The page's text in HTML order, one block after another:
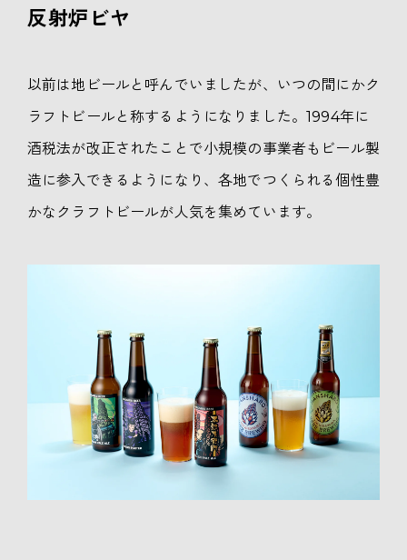
反射炉ビヤ
以前は地ビールと呼んでいましたが、いつの間にかク
ラフトビールと称するようになりました。1994年に
酒税法が改正されたことで小規模の事業者もビール製
造に参入できるようになり、各地でつくられる個性豊
かなクラフトビールが人気を集めています。